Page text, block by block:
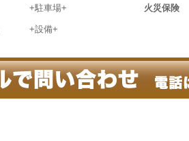
+駐車場+ 火災保険
+設備+